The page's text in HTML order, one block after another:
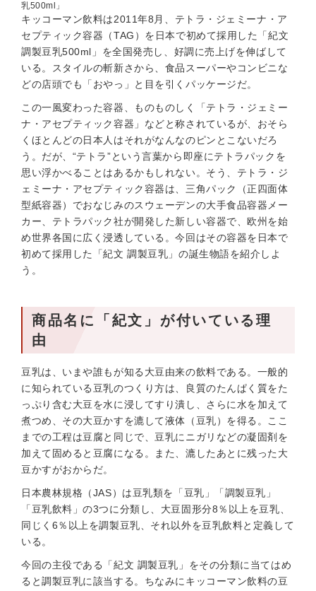
乳500ml」
キッコーマン飲料は2011年8月、テトラ・ジェミーナ・ア
セプティック容器（TAG）を日本で初めて採用した「紀文
調製豆乳500ml」を全国発売し、好調に売上げを伸ばして
いる。スタイルの斬新さから、食品スーパーやコンビニな
どの店頭でも「おやっ」と目を引くパッケージだ。
この一風変わった容器、ものものしく「テトラ・ジェミー
ナ・アセプティック容器」などと称されているが、おそら
くほとんどの日本人はそれがなんなのピンとこないだろ
う。だが、“テトラ”という言葉から即座にテトラパックを
思い浮かべることはあるかもしれない。そう、テトラ・ジ
ェミーナ・アセプティック容器は、三角パック（正四面体
型紙容器）でおなじみのスウェーデンの大手食品容器メー
カー、テトラパック社が開発した新しい容器で、欧州を始
め世界各国に広く浸透している。今回はその容器を日本で
初めて採用した「紀文 調製豆乳」の誕生物語を紹介しよ
う。
商品名に「紀文」が付いている理
由
豆乳は、いまや誰もが知る大豆由来の飲料である。一般的
に知られている豆乳のつくり方は、良質のたんぱく質をた
っぷり含む大豆を水に浸してすり潰し、さらに水を加えて
煮つめ、その大豆かすを漉して液体（豆乳）を得る。ここ
までの工程は豆腐と同じで、豆乳にニガリなどの凝固剤を
加えて固めると豆腐になる。また、漉したあとに残った大
豆かすがおからだ。
日本農林規格（JAS）は豆乳類を「豆乳」「調製豆乳」
「豆乳飲料」の3つに分類し、大豆固形分8％以上を豆乳、
同じく6％以上を調製豆乳、それ以外を豆乳飲料と定義して
いる。
今回の主役である「紀文 調製豆乳」をその分類に当てはめ
ると調製豆乳に該当する。ちなみにキッコーマン飲料の豆